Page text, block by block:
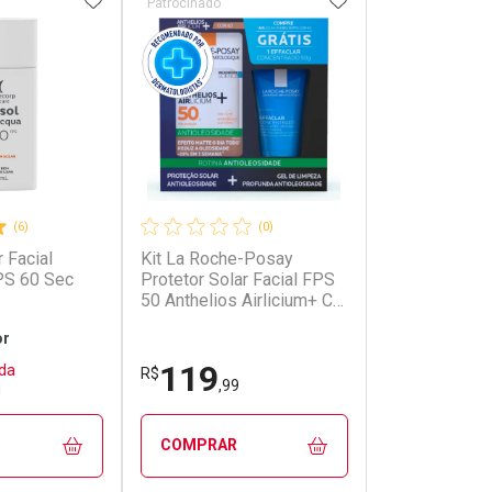
(6)
Facial
60 Sec
(0)
Kit La Roche-Posay
Protetor Solar Facial FPS
50 Anthelios Airlicium+ Cor
Patrocinado
R$119,99
COMPRAR